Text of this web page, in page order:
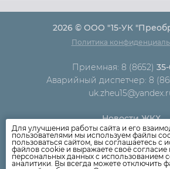
2026 © ООО "15-УК
Политика
Приемная: 8 (8652)
Аварийный диспетчер: 8
Новости ЖКХ
Новости
Как оплатить
Дома
Для улучшения работы сайта и его
пользователями мы используем файлы
пользоваться сайтом, вы соглашаетесь с
файлов cookie и выражаете своё
персональных данных с использованием
аналитики. Вы всегда можете отключить